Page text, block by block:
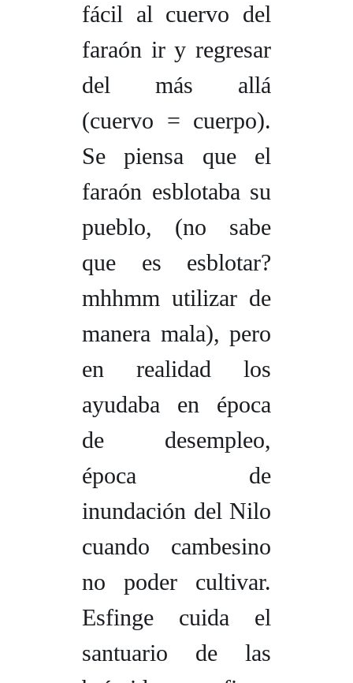
fácil al cuervo del
faraón ir y regresar
del más allá
(cuervo = cuerpo).
Se piensa que el
faraón esblotaba su
pueblo, (no sabe
que es esblotar?
mhhmm utilizar de
manera mala), pero
en realidad los
ayudaba en época
de desempleo,
época de
inundación del Nilo
cuando cambesino
no poder cultivar.
Esfinge cuida el
santuario de las